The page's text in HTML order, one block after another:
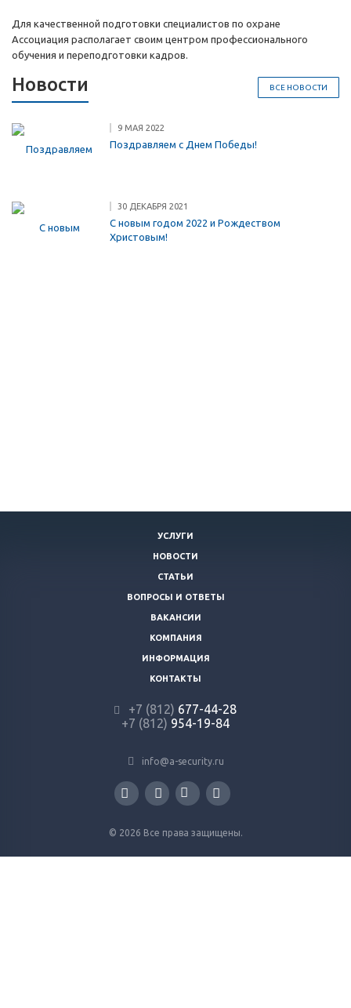
Для качественной подготовки специалистов по охране
Ассоциация располагает своим центром профессионального
обучения и переподготовки кадров.
ВСЕ НОВОСТИ
Новости
9 МАЯ 2022
Поздравляем с Днем Победы!
30 ДЕКАБРЯ 2021
С новым годом 2022 и Рождеством
Христовым!
УСЛУГИ
НОВОСТИ
СТАТЬИ
ВОПРОСЫ И ОТВЕТЫ
ВАКАНСИИ
КОМПАНИЯ
ИНФОРМАЦИЯ
КОНТАКТЫ
+7 (812) 677-44-28
+7 (812) 954-19-84
info@a-security.ru
© 2026 Все права защищены.